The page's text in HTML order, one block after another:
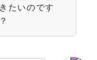
たいのです